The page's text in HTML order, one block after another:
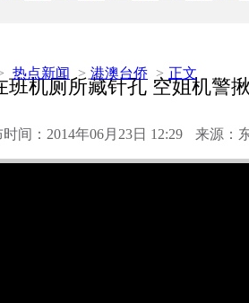
热点新闻 > 港澳台侨 > 正文
班机厕所藏针孔 空姐机警
时间：2014年06月23日 12:29 来源：